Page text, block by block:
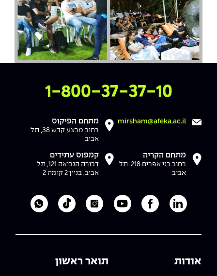
צרו איתנו קשר
1-800-37-37-10
mirsham@afeka.ac.il מתחם הפיקוס
רחוב מבצע קדש 38, תל
אביב
מתחם הקריה
רחוב בני אפרים 218, תל
אביב
קמפוס עתידים
דבורה הנביאה 121, תל
אביב, בניין 2 קומה 2
לעמוד הלינקדאין של מכללת אפקה
לעמוד הפייסבוק של מכללת אפקה
לעמוד היוטיוב של מכללת אפקה
לעמוד האינסטגרם של
לעמוד הטיקטוק
אודות תואר ראשון